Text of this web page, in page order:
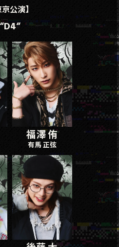
京公演】
“D4“
福澤 侑
有馬 正弦